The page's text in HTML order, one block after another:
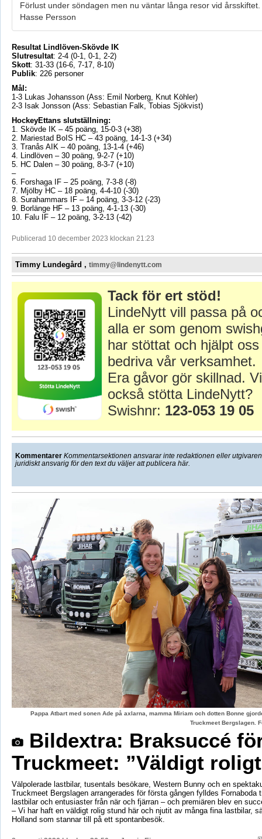
Förlust under söndagen men nu väntar långa resor vid
Hasse Persson
Resultat Lindlöven-Skövde IK
Slutresultat: 2-4 (0-1, 0-1, 2-2)
Skott: 31-33 (16-6, 7-17, 8-10)
Publik: 226 personer
Mål:
1-3 Lukas Johansson (Ass: Emil Norberg, Knut Köhler)
2-3 Isak Jonsson (Ass: Sebastian Falk, Tobias Sjökvist)
HockeyEttans slutställning:
1. Skövde IK – 45 poäng, 15-0-3 (+38)
2. Mariestad BoIS HC – 43 poäng, 14-1-3 (+34)
3. Tranås AIK – 40 poäng, 13-1-4 (+46)
4. Lindlöven – 30 poäng, 9-2-7 (+10)
5. HC Dalen – 30 poäng, 8-3-7 (+10)
–
6. Forshaga IF – 25 poäng, 7-3-8 (-8)
7. Mjölby HC – 18 poäng, 4-4-10 (-30)
8. Surahammars IF – 14 poäng, 3-3-12 (-23)
9. Borlänge HF – 13 poäng, 4-1-13 (-30)
10. Falu IF – 12 poäng, 3-2-13 (-42)
Publicerad 10 december 2023 klockan 21:23
Timmy Lundegård , timmy@lindenytt.com
Tack för ert stöd!
LindeNytt vill passa på
alla er som genom
har stöttat och hjälpt
bedriva vår verksamhet.
Era gåvor gör skillnad.
också stötta LindeNytt?
Swishnr: 123-053 19 05
Kommentarer Kommentarsektionen ansvarar inte redaktionen eller
juridiskt ansvarig för den text du väljer att publicera här.
Pappa Atbart med sonen Ade på axlarna, mamma Miriam och dotten Bonne
Truckmeet Bergslagen.
Bildextra: Braksuccé
Truckmeet: ”Väldigt
Välpolerade lastbilar, tusentals besökare, Western Bunny och en
Truckmeet Bergslagen arrangerades för första gången fylldes Fornaboda
lastbilar och entusiaster från när och fjärran – och premiären blev en
– Vi har haft en väldigt rolig stund här och njutit av många fina lastbilar,
Holland som stannar till på ett spontanbesök.